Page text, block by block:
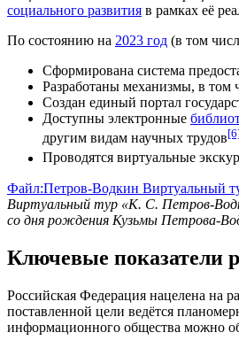
социального развития в рамках её
По состоянию на 2023 год (в том
Сформирована система
Разработаны механизмы, в том
Создан единый портал
Доступны электронные
другим видам научных трудов
Проводятся виртуальные
Файл:Петров-Водкин Виртуальный
Виртуальный тур «К. С. Петров-
со дня рождения Кузьмы Петрова-
Ключевые показатели
Российская Федерация нацелена на
поставленной цели ведётся
информационного общества можно